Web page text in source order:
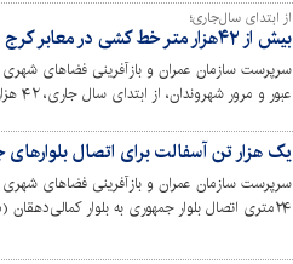
از ابتدای سال‌جاری؛
بیش از ۴۲هزار متر خط کشی در معابر کرج انجام شد
سرپرست سازمان عمران و بازآفرینی فضاهای
یک هزار تن آسفالت برای اتصال
سرپرست سازمان عمران و بازآفرینی فضاهای شهری
۲۴‌متری اتصال بلوار جمهوری به بلوار کمالی‌دهقان (دانشگاه آزاد) خبر داد.